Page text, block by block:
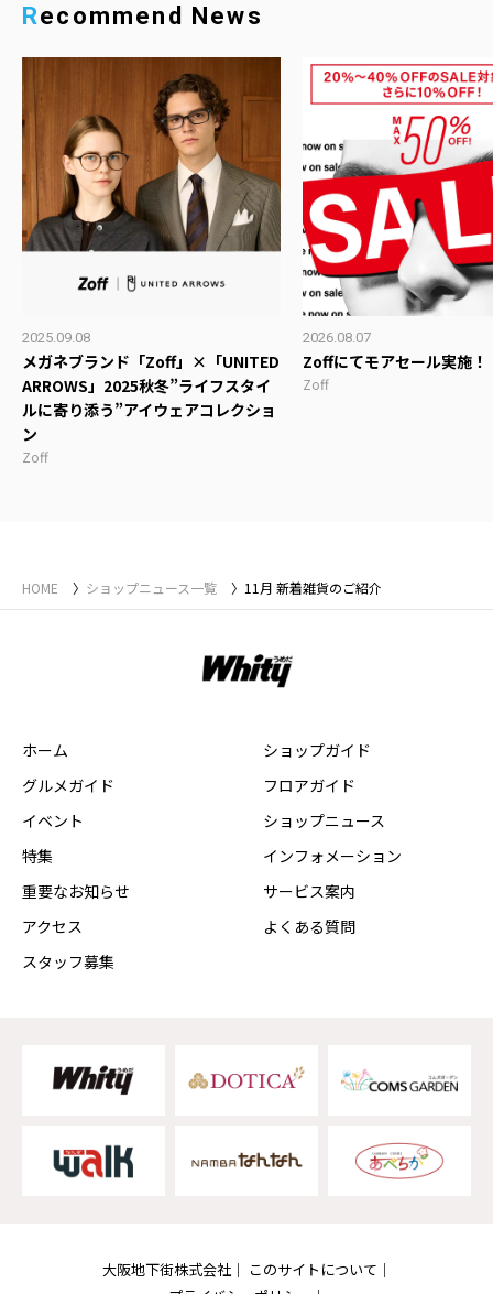
Recommend News
2025.09.08
メガネブランド「Zoff」×「UNITED
ARROWS」2025秋冬”ライフスタイ
ルに寄り添う”アイウェアコレクショ
ン
Zoff
2026.08.07
Zoffにてモアセール実施！
Zoff
HOME ショップニュース一覧 11月 新着雑貨のご紹介
ホーム
グルメガイド
イベント
特集
重要なお知らせ
アクセス
スタッフ募集
ショップガイド
フロアガイド
ショップニュース
インフォメーション
サービス案内
よくある質問
大阪地下街株式会社
このサイトについて